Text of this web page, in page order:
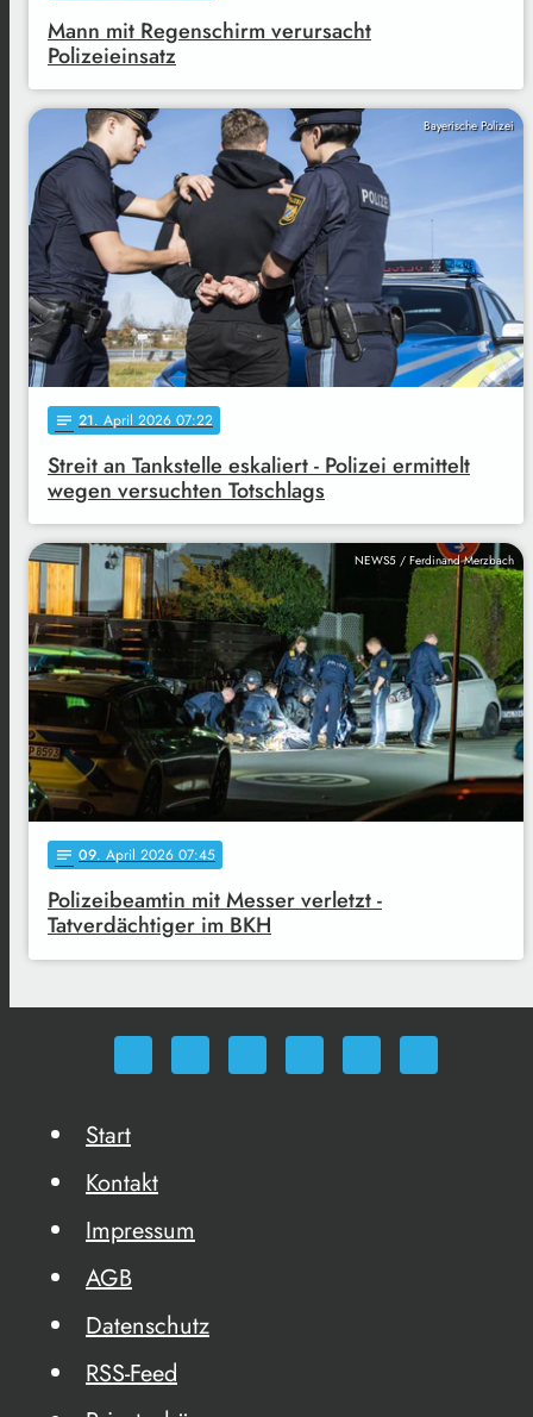
Mann mit Regenschirm verursacht
Polizeieinsatz
Bayerische Polizei
notes 21. April 2026 07:22
Streit an Tankstelle eskaliert - Polizei ermittelt
wegen versuchten Totschlags
NEWS5 / Ferdinand Merzbach
notes 09. April 2026 07:45
Polizeibeamtin mit Messer verletzt -
Tatverdächtiger im BKH
Start
Kontakt
Impressum
AGB
Datenschutz
RSS-Feed